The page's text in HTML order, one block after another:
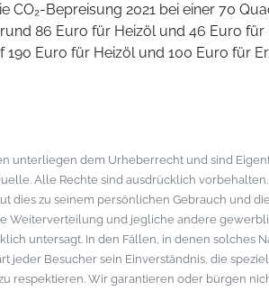
CO₂-Bepreisung 2021 bei einer 70
86 Euro für Heizöl und 46 Euro für
190 Euro für Heizöl und 100 Euro für
unterliegen dem Urheberrecht und sind
Alle Rechte sind ausdrücklich
dies zu seinem persönlichen Gebrauch und
Weiterverteilung und jegliche andere
untersagt. In den Fällen, in denen solches
jeder Besucher sein Einverständnis, die
respektieren. Wir garantieren oder bürgen